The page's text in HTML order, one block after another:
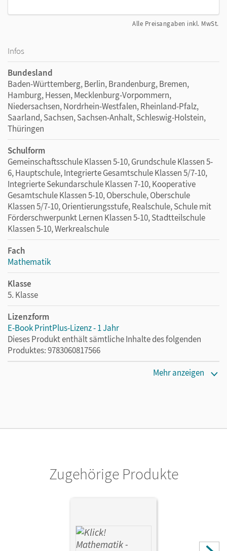
Alle Preisangaben inkl. MwSt.
Infos
Bundesland
Baden-Württemberg, Berlin, Brandenburg, Bremen,
Hamburg, Hessen, Mecklenburg-Vorpommern,
Niedersachsen, Nordrhein-Westfalen, Rheinland-Pfalz,
Saarland, Sachsen, Sachsen-Anhalt, Schleswig-Holstein,
Thüringen
Schulform
Gemeinschaftsschule Klassen 5-10, Grundschule Klassen 5-
6, Hauptschule, Integrierte Gesamtschule Klassen 5/7-10,
Integrierte Sekundarschule Klassen 7-10, Kooperative
Gesamtschule Klassen 5-10, Oberschule, Oberschule
Klassen 5/7-10, Orientierungsstufe, Realschule, Schule mit
Förderschwerpunkt Lernen Klassen 5-10, Stadtteilschule
Klassen 5-10, Werkrealschule
Fach
Mathematik
Klasse
5. Klasse
Lizenzform
E-Book PrintPlus-Lizenz - 1 Jahr
Dieses Produkt enthält sämtliche Inhalte des folgenden
Produktes: 9783060817566
ein Jahr lang ergänzend zum Print-Titel nutzen möchten.
Cornelsen Verlag
Mehr anzeigen
Zugehörige Produkte